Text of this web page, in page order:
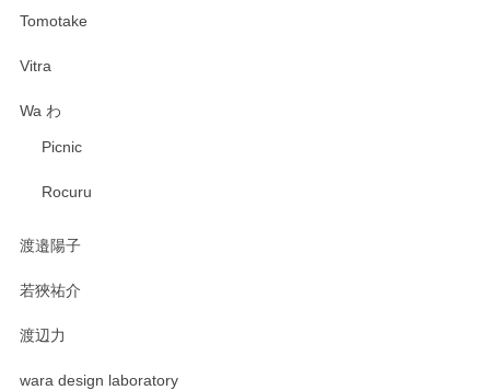
Tomotake
Vitra
Wa わ
Picnic
Rocuru
渡邉陽子
若狹祐介
渡辺力
wara design laboratory